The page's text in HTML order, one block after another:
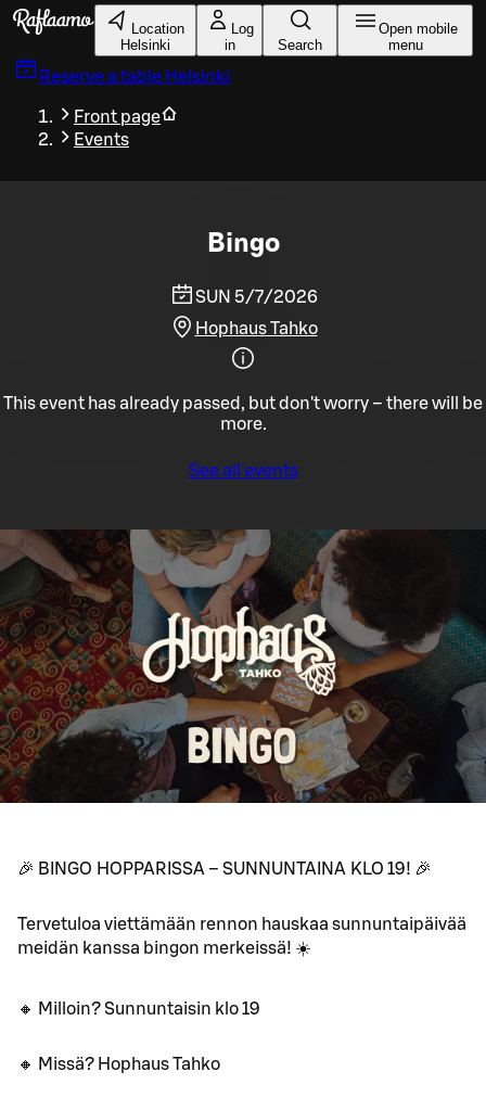
Skip to main content
Location
Helsinki
Log
in
Search
Open mobile
menu
Reserve a table Helsinki
Front page
Events
Bingo
SUN 5/7/2026
Hophaus Tahko
This event has already passed, but don't worry – there will be
more.
See all events
🎉 BINGO HOPPARISSA – SUNNUNTAINA KLO 19! 🎉
Tervetuloa viettämään rennon hauskaa sunnuntaipäivää
meidän kanssa bingon merkeissä! ☀️
🔸 Milloin? Sunnuntaisin klo 19
🔸 Missä? Hophaus Tahko